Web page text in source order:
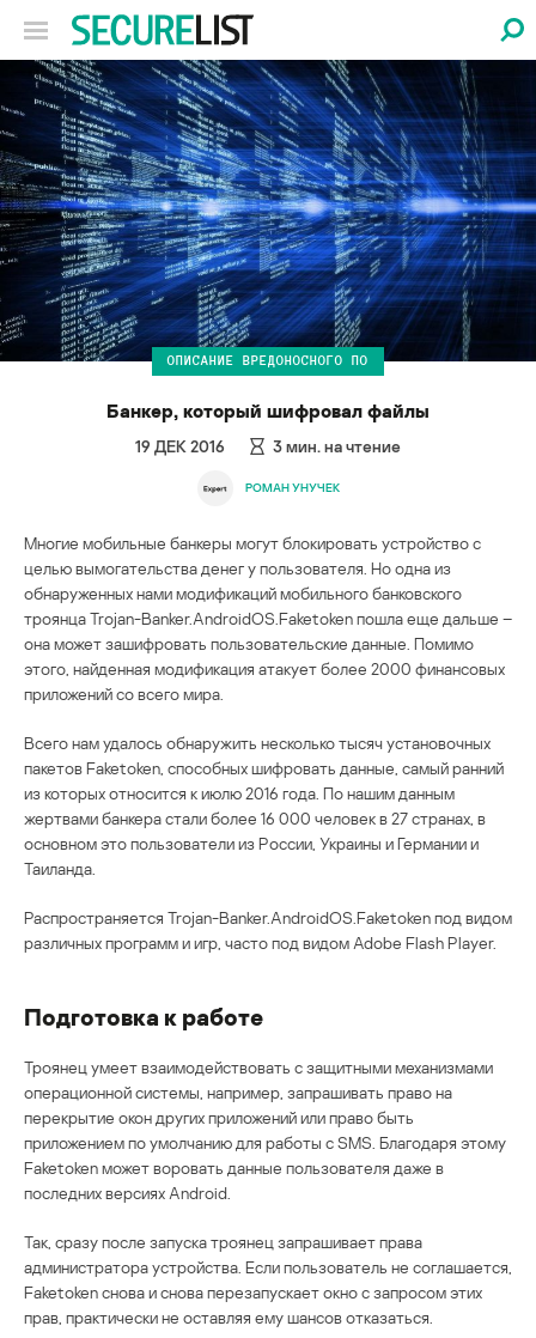
ОПИСАНИЕ ВРЕДОНОСНОГО ПО
Банкер, который шифровал файлы
19 ДЕК 2016 3мин. на чтение
РОМАН УНУЧЕК
Многие мобильные банкеры могут блокировать устройство с
целью вымогательства денег у пользователя. Но одна из
обнаруженных нами модификаций мобильного банковского
троянца Trojan-Banker.AndroidOS.Faketoken пошла еще дальше –
она может зашифровать пользовательские данные. Помимо
этого, найденная модификация атакует более 2000 финансовых
приложений со всего мира.
Всего нам удалось обнаружить несколько тысяч установочных
пакетов Faketoken, способных шифровать данные, самый ранний
из которых относится к июлю 2016 года. По нашим данным
жертвами банкера стали более 16 000 человек в 27 странах, в
основном это пользователи из России, Украины и Германии и
Таиланда.
Распространяется Trojan-Banker.AndroidOS.Faketoken под видом
различных программ и игр, часто под видом Adobe Flash Player.
Подготовка к работе
Троянец умеет взаимодействовать с защитными механизмами
операционной системы, например, запрашивать право на
перекрытие окон других приложений или право быть
приложением по умолчанию для работы с SMS. Благодаря этому
Faketoken может воровать данные пользователя даже в
последних версиях Android.
Так, сразу после запуска троянец запрашивает права
администратора устройства. Если пользователь не соглашается,
Faketoken снова и снова перезапускает окно с запросом этих
прав, практически не оставляя ему шансов отказаться.